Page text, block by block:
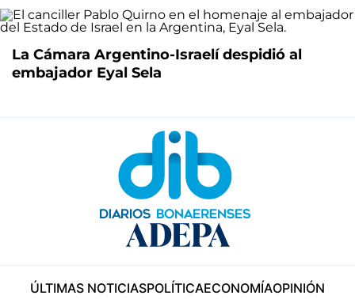
La Cámara Argentino-Israelí despidió al
embajador Eyal Sela
ÚLTIMAS NOTICIASPOLÍTICAECONOMÍAOPINIÓN